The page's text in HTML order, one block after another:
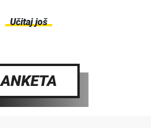
Učitaj još
ANKETA